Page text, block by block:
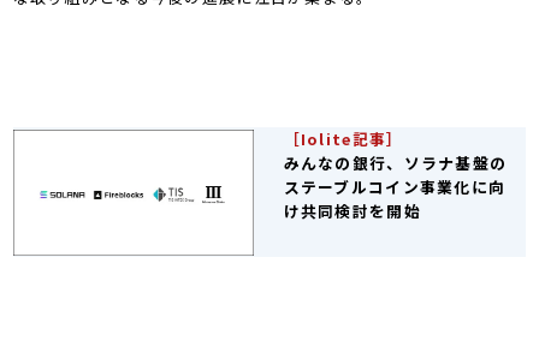
［Iolite記事］
みんなの銀行、ソラナ基盤の
ステーブルコイン事業化に向
け共同検討を開始